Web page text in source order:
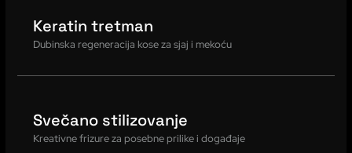
Keratin tretman
Dubinska regeneracija kose za sjaj i mekoću
Svečano stilizovanje
Kreativne frizure za posebne prilike i događaje